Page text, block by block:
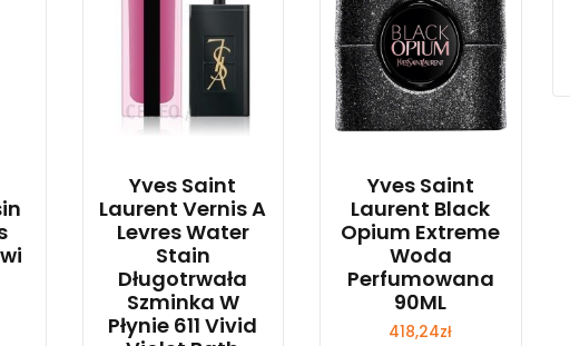
Yves Saint
Laurent Vernis A
Levres Water
Stain
Długotrwała
Szminka W
Płynie 611 Vivid
Yves Saint
Laurent Black
Opium Extreme
Woda
Perfumowana
90ML
418,24zł